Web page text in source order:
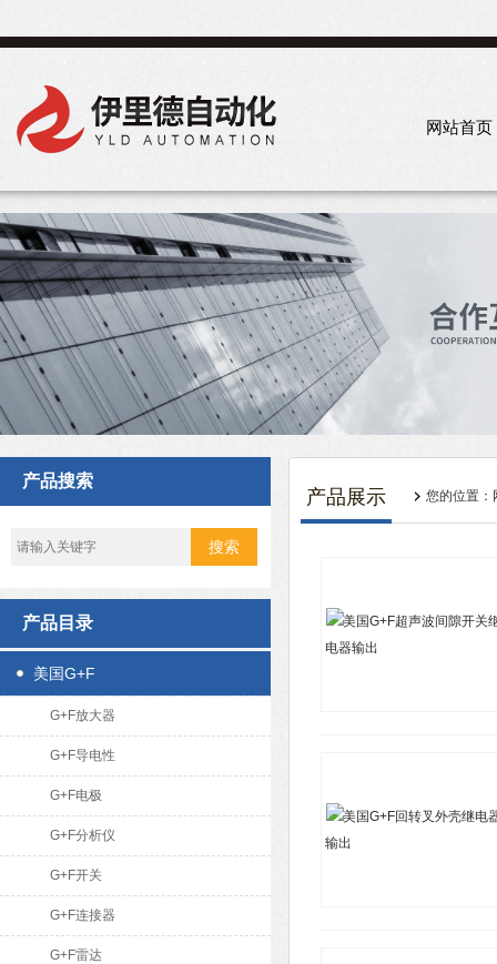
网站首页
产品搜索
产品目录
美国G+F
G+F放大器
G+F导电性
G+F电极
G+F分析仪
G+F开关
G+F连接器
G+F雷达
产品展示 您的位置：